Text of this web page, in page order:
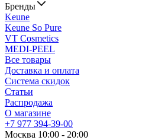
Бренды
Keune
Keune So Pure
VT Cosmetics
MEDI-PEEL
Все товары
Доставка и оплата
Система скидок
Статьи
Распродажа
О магазине
+7 977 394-39-00
Москва 10:00 - 20:00